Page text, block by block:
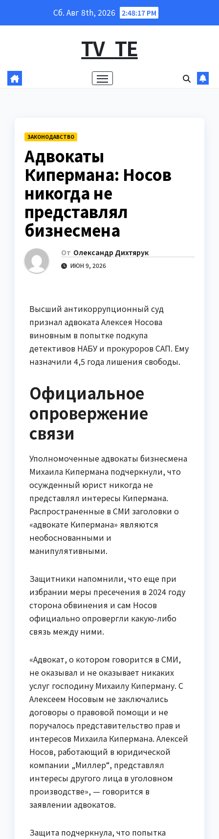
Сб. Авг 8th, 2026 2:48:18 PM
TV_TE
ЗАКОНОДАВСТВО
Адвокаты
Кипермана: Носов
никогда не
представлял
бизнесмена
От Олександр Дихтярук
ИЮН 9, 2026
Высший антикоррупционный суд
признал адвоката Алексея Носова
виновным в попытке подкупа
детективов НАБУ и прокуроров САП. Ему
назначили 4,5 года лишения свободы.
Официальное
опровержение
связи
Уполномоченные адвокаты бизнесмена
Михаила Кипермана подчеркнули, что
осужденный юрист никогда не
представлял интересы Кипермана.
Распространенные в СМИ заголовки о
«адвокате Кипермана» являются
необоснованными и
манипулятивными.
Защитники напомнили, что еще при
избрании меры пресечения в 2024 году
сторона обвинения и сам Носов
официально опровергли какую-либо
связь между ними.
«Адвокат, о котором говорится в СМИ,
не оказывал и не оказывает никаких
услуг господину Михаилу Киперману. С
Алексеем Носовым не заключались
договоры о правовой помощи и не
поручалось представительство прав и
интересов Михаила Кипермана. Алексей
Носов, работающий в юридической
компании „Миллер“, представлял
интересы другого лица в уголовном
производстве», — говорится в
заявлении адвокатов.
Защита подчеркнула, что попытка